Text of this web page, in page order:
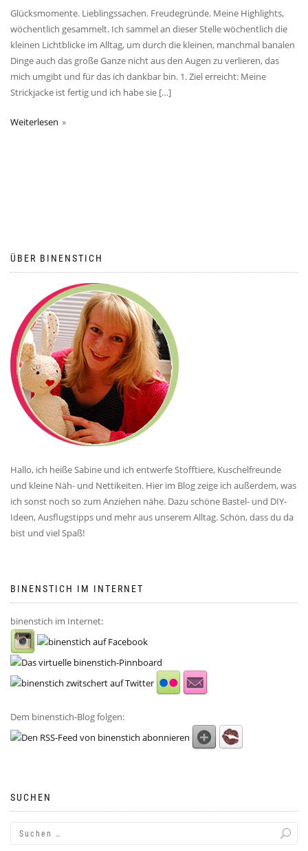
Glücksmomente. Lieblingssachen. Freudegründe. Meine Highlights,
wöchentlich gesammelt. Ich sammel an dieser Stelle wöchentlich die
kleinen Lichtblicke im Alltag, um durch die kleinen, manchmal banalen
Dinge auch das große Ganze nicht aus den Augen zu verlieren, das
mich umgibt und für das ich dankbar bin. 1. Ziel erreicht: Meine
Strickjacke ist fertig und ich habe sie […]
Weiterlesen
ÜBER BINENSTICH
Hallo, ich heiße Sabine und ich entwerfe Stofftiere, Kuschelfreunde
und kleine Näh- und Nettikeiten. Hier im Blog zeige ich außerdem, was
ich sonst noch so zum Anziehen nähe. Dazu schöne Bastel- und DIY-
Ideen, Ausflugstipps und mehr aus unserem Alltag. Schön, dass du da
bist und viel Spaß!
BINENSTICH IM INTERNET
binenstich im Internet:
Dem binenstich-Blog folgen:
SUCHEN